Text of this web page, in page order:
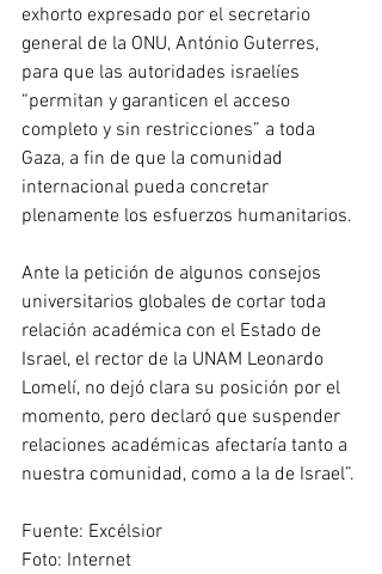
exhorto expresado por el secretario
general de la ONU, António Guterres,
para que las autoridades israelíes
“permitan y garanticen el acceso
completo y sin restricciones” a toda
Gaza, a fin de que la comunidad
internacional pueda concretar
plenamente los esfuerzos humanitarios.
Ante la petición de algunos consejos
universitarios globales de cortar toda
relación académica con el Estado de
Israel, el rector de la UNAM Leonardo
Lomelí, no dejó clara su posición por el
momento, pero declaró que suspender
relaciones académicas afectaría tanto a
nuestra comunidad, como a la de Israel”.
Fuente: Excélsior
Foto: Internet